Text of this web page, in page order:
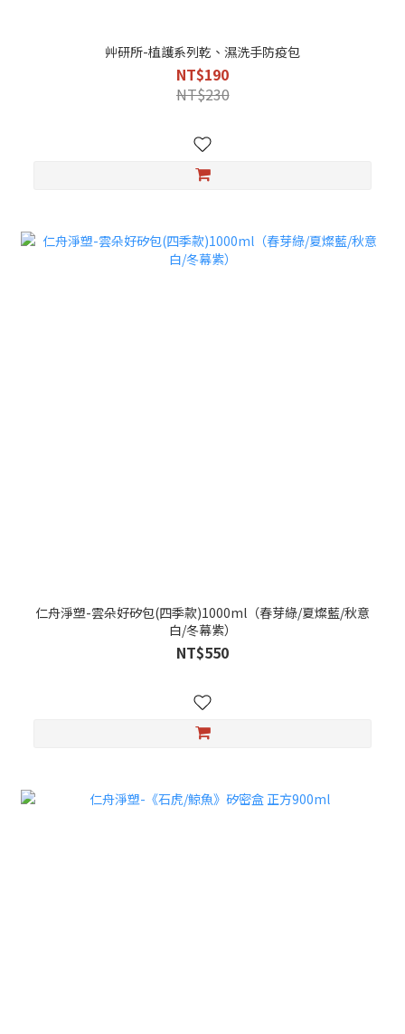
艸研所-植護系列乾、濕洗手防疫包
NT$190
NT$230
仁舟淨塑-雲朵好矽包(四季款)1000ml（春芽綠/夏燦藍/秋意
白/冬幕紫）
NT$550